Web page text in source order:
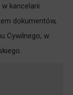
kancelarii
dokumentów,
Cywilnego, w